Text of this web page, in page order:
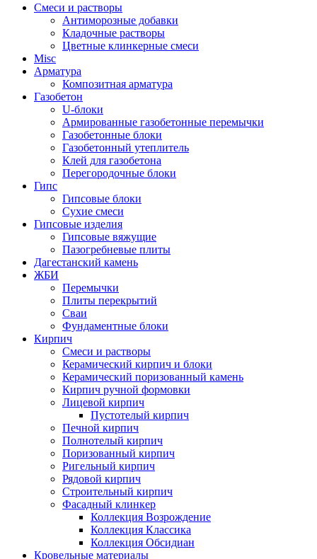
Cмеси и растворы
Антиморозные добавки
Кладочные растворы
Цветные клинкерные смеси
Misc
Арматура
Композитная арматура
Газобетон
U-блоки
Армированные газобетонные перемычки
Газобетонные блоки
Газобетонный утеплитель
Клей для газобетона
Перегородочные блоки
Гипс
Гипсовые блоки
Сухие смеси
Гипсовые изделия
Гипсовые вяжущие
Пазогребневые плиты
Дагестанский камень
ЖБИ
Перемычки
Плиты перекрытий
Сваи
Фундаментные блоки
Кирпич
Cмеси и растворы
Керамический кирпич и блоки
Керамический поризованный камень
Кирпич ручной формовки
Лицевой кирпич
Пустотелый кирпич
Печной кирпич
Полнотелый кирпич
Поризованный кирпич
Ригельный кирпич
Рядовой кирпич
Строительный кирпич
Фасадный клинкер
Коллекция Возрождение
Коллекция Классика
Коллекция Обсидиан
Кровельные материалы